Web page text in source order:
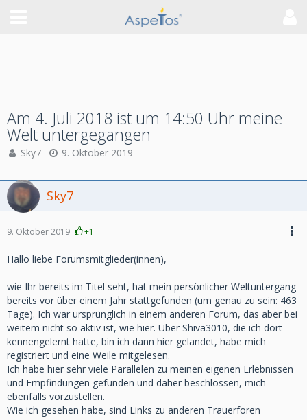
Am 4. Juli 2018 ist um 14:50 Uhr meine
Welt untergegangen
Sky7 9. Oktober 2019
Sky7
9. Oktober 2019 +1
Hallo liebe Forumsmitglieder(innen),
wie Ihr bereits im Titel seht, hat mein persönlicher Weltuntergang
bereits vor über einem Jahr stattgefunden (um genau zu sein: 463
Tage). Ich war ursprünglich in einem anderen Forum, das aber bei
weitem nicht so aktiv ist, wie hier. Über Shiva3010, die ich dort
kennengelernt hatte, bin ich dann hier gelandet, habe mich
registriert und eine Weile mitgelesen.
Ich habe hier sehr viele Parallelen zu meinen eigenen Erlebnissen
und Empfindungen gefunden und daher beschlossen, mich
ebenfalls vorzustellen.
Wie ich gesehen habe, sind Links zu anderen Trauerforen